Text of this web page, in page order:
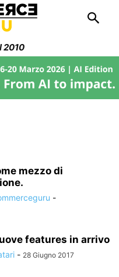
2010
mezzo di
-
features in arrivo
- 28 Giugno 2017